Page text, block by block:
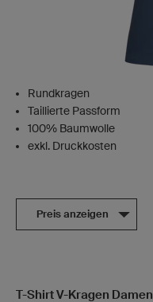
Rundkragen
Taillierte Passform
100% Baumwolle
exkl. Druckkosten
Preis anzeigen
T-Shirt V-Kragen Damen